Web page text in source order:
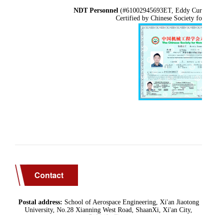
Contact